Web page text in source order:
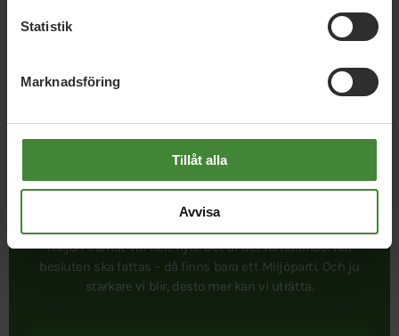
Statistik
Marknadsföring
Tillåt alla
Avvisa
miljön främst var helt nytt. Det är det fortfarande. När
besluten ska fattas – då finns bara ett Miljöparti. Och ju
starkare vi blir, desto mer kan vi uträtta.